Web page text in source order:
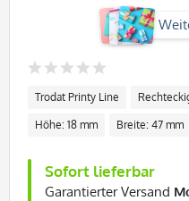
Trodat Printy Line
Höhe: 18 mm Breite: 47 mm
Sofort lieferbar
Garantierter Versand